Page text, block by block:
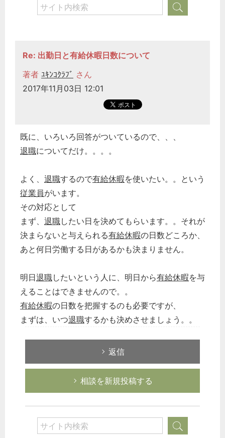
Re: 出勤日と有給休暇日数について
著者 ﾕｷﾝｺｸﾗﾌﾞ さん
2017年11月03日 12:01
既に、いろいろ回答がついているので、、、
退職についてだけ。。。。
よく、 退職するので有給休暇を使いたい。。という
従業員がいます。
その対応として
まず、 退職したい日を決めてもらいます。。それが
決まらないと与えられる有給休暇の日数どころか、
あと何日労働する日があるかも決まりません。
明日退職したいという人に、明日から有給休暇を与
えることはできませんので。。
有給休暇の日数を把握するのも必要ですが、
まずは、いつ退職するかも決めさせましょう。。
返信
相談を新規投稿する